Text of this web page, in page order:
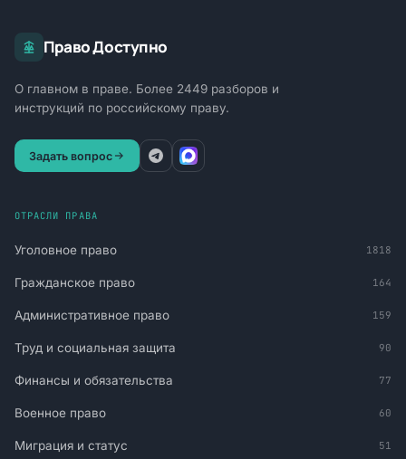
Право Доступно
О главном в праве. Более 2449 разборов и
инструкций по российскому праву.
Задать вопрос
ОТРАСЛИ ПРАВА
Уголовное право 1818
Гражданское право 164
Административное право 159
Труд и социальная защита 90
Финансы и обязательства 77
Военное право 60
Миграция и статус 51